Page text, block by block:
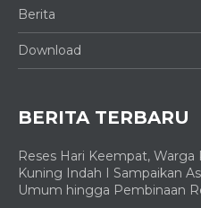
Berita
Download
BERITA TERBARU
Reses Hari Keempat, Warga
Kuning Indah I Sampaikan
Umum hingga Pembinaan